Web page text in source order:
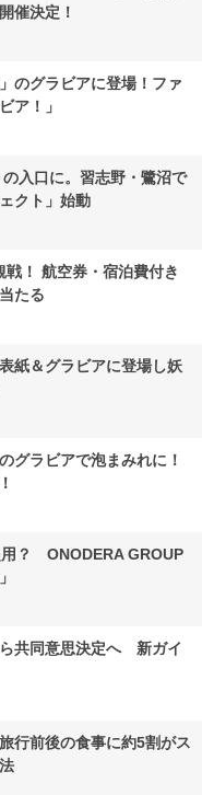
催決定！
のグラビアに登場！ファ
ア！」
入口に。習志野・鷺沼で
クト」始動
！ 航空券・宿泊費付き
たる
紙＆グラビアに登場し妖
グラビアで泡まみれに！
？ ONODERA GROUP
共同意思決定へ 新ガイ
行前後の食事に約5割がス